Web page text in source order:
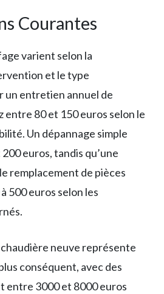
Courantes
varient selon la
et le type
un entretien annuel de
entre 80 et 150 euros selon le
Un dépannage simple
euros, tandis qu’une
remplacement de pièces
500 euros selon les
chaudière neuve représente
conséquent, avec des
entre 3000 et 8000 euros